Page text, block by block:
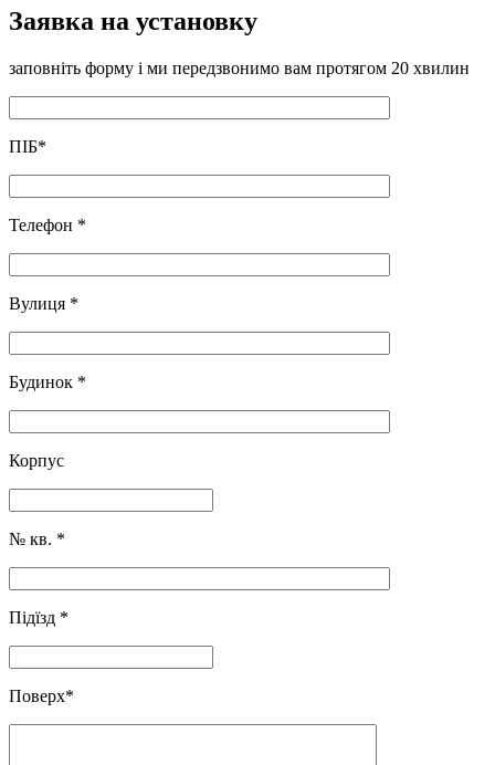
Заявка на установку
заповніть форму і ми передзвонимо вам протягом 20 хвилин
ПІБ*
Телефон *
Вулиця *
Будинок *
Корпус
№ кв. *
Підїзд *
Поверх*